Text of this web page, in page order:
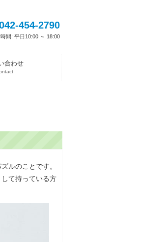
454-2790
間: 平日10:00 ～ 18:00
合わせ
ルのことです。
て持っている方